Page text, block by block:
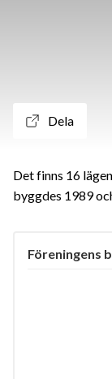
Dela
Det finns 16
byggdes 1989
Föreningens